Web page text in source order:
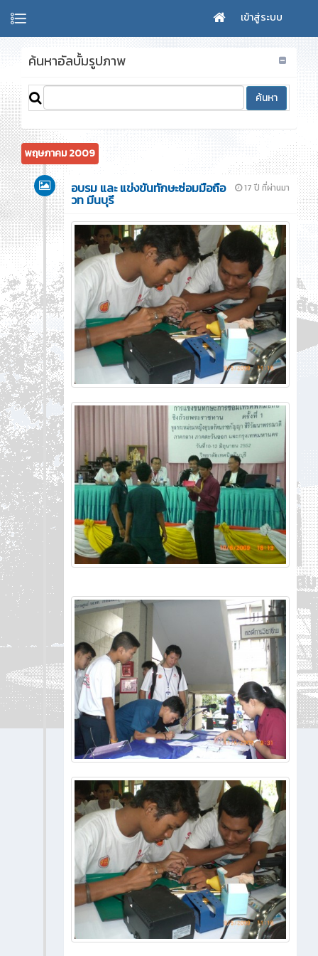
เข้าสู่ระบบ
ค้นหาอัลบั้มรูปภาพ
พฤษภาคม 2009
17 ปี ที่ผ่านมา
อบรม และ แข่งขันทักษะซ่อมมือถือ
วท มีนบุรี